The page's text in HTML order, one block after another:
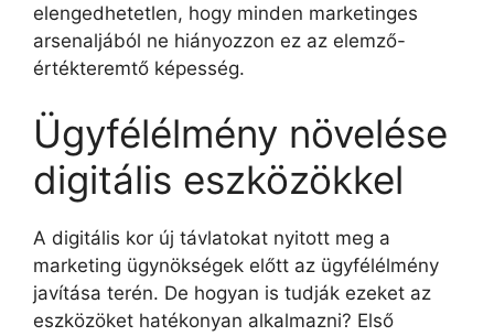
elengedhetetlen, hogy minden marketinges
arsenaljából ne hiányozzon ez az elemző-
értékteremtő képesség.
Ügyfélélmény növelése
digitális eszközökkel
A digitális kor új távlatokat nyitott meg a
marketing ügynökségek előtt az ügyfélélmény
javítása terén. De hogyan is tudják ezeket az
eszközöket hatékonyan alkalmazni? Első